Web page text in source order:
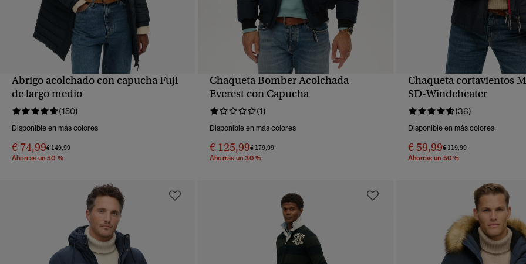
VISTA RÁPIDA
Abrigo acolchado con capucha Fuji
de largo medio
(150)
Disponible en más colores
€ 74,99Precio rebajado de
€ 149,99a
Ahorras un 50 %
VISTA RÁPIDA
Chaqueta Bomber Acolchada
Everest con Capucha
(1)
Disponible en más colores
€ 125,99Precio rebajado de
€ 179,99a
Ahorras un 30 %
Chaqueta cortavientos
SD-Windcheater
(36)
Disponible en más colores
€ 59,99Precio rebajado de
€ 119,99a
Ahorras un 50 %